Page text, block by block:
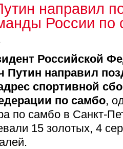
направил
России по
Российской
Путин направил
спортивной
по самбо,
по самбо в Санкт-
15 золотых, 4